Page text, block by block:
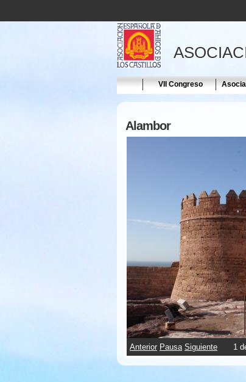
Home VII Congreso
Alambor
Anterior Pausa Siguiente 2